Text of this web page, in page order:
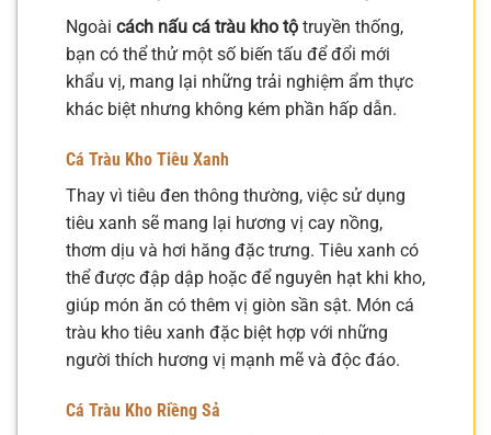
Ngoài cách nấu cá tràu kho tộ truyền thống,
bạn có thể thử một số biến tấu để đổi mới
khẩu vị, mang lại những trải nghiệm ẩm thực
khác biệt nhưng không kém phần hấp dẫn.
Cá Tràu Kho Tiêu Xanh
Thay vì tiêu đen thông thường, việc sử dụng
tiêu xanh sẽ mang lại hương vị cay nồng,
thơm dịu và hơi hăng đặc trưng. Tiêu xanh có
thể được đập dập hoặc để nguyên hạt khi kho,
giúp món ăn có thêm vị giòn sần sật. Món cá
tràu kho tiêu xanh đặc biệt hợp với những
người thích hương vị mạnh mẽ và độc đáo.
Cá Tràu Kho Riềng Sả